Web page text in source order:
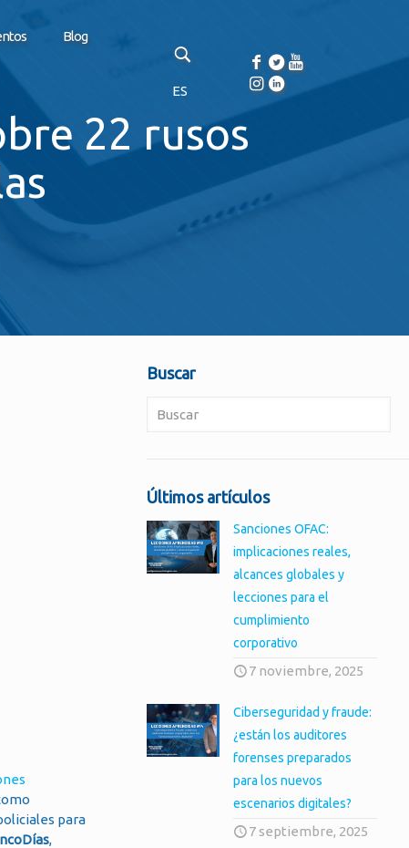
Blog
ES
22 rusos
para
,
Buscar
Últimos artículos
Sanciones OFAC:
implicaciones reales,
alcances globales y
lecciones para el
cumplimiento
corporativo
7 noviembre, 2025
Ciberseguridad y fraude:
¿están los auditores
forenses preparados
para los nuevos
escenarios digitales?
7 septiembre, 2025